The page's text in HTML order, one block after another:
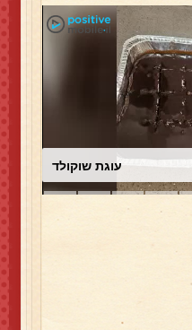
עוגת שוקולד